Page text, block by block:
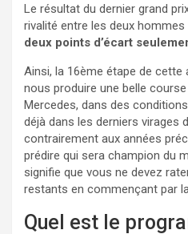
Le résultat du dernier grand
rivalité entre les deux
deux points d’écart
Ainsi, la 16ème étape de cette
nous produire une belle
Mercedes, dans des
déjà dans les derniers virages
contrairement aux années
prédire qui sera champion du
signifie que vous ne devez
restants en commençant par
Quel est le